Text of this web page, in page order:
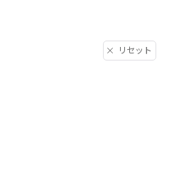
リセット